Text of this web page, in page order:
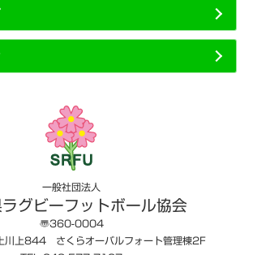
一般社団法人
グビーフットボール協会
〠360-0004
川上844 さくらオーバルフォート管理棟2F